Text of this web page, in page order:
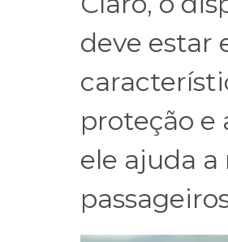
deve estar
proteção e
ele ajuda